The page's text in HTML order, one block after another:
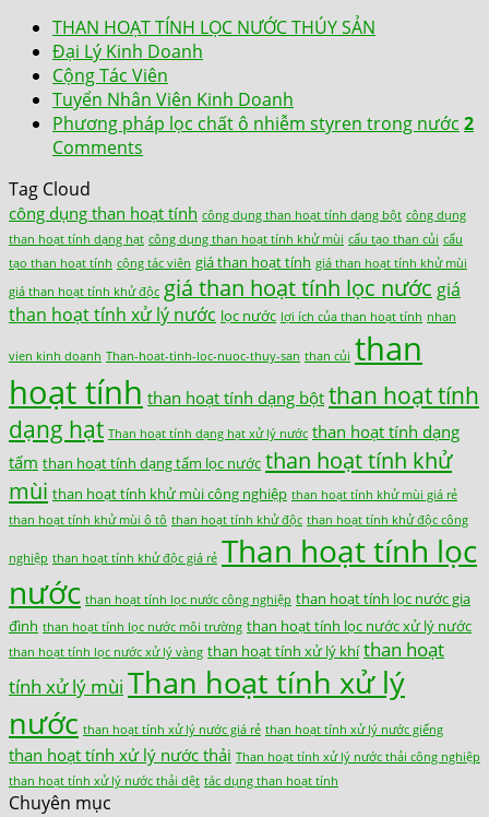
THAN HOẠT TÍNH LỌC NƯỚC THÚY SẢN
Đại Lý Kinh Doanh
Cộng Tác Viên
Tuyển Nhân Viên Kinh Doanh
Phương pháp lọc chất ô nhiễm styren trong nước 2
Comments
Tag Cloud
công dụng than hoạt tính công dụng than hoạt tính dạng bột công dụng
than hoạt tính dạng hạt công dụng than hoạt tính khử mùi cấu tạo than củi cấu
tạo than hoạt tính cộng tác viên giá than hoạt tính giá than hoạt tính khử mùi
giá than hoạt tính khử độc giá than hoạt tính lọc nước giá
than hoạt tính xử lý nước lọc nước lợi ích của than hoạt tính nhan
vien kinh doanh Than-hoat-tinh-loc-nuoc-thuy-san than củi than
hoạt tính than hoạt tính dạng bột than hoạt tính
dạng hạt Than hoạt tính dạng hạt xử lý nước than hoạt tính dạng
tấm than hoạt tính dạng tấm lọc nước than hoạt tính khử
mùi than hoạt tính khử mùi công nghiệp than hoạt tính khử mùi giá rẻ
than hoạt tính khử mùi ô tô than hoạt tính khử độc than hoạt tính khử độc công
nghiệp than hoạt tính khử độc giá rẻ Than hoạt tính lọc
nước than hoạt tính lọc nước công nghiệp than hoạt tính lọc nước gia
đình than hoạt tính lọc nước môi trường than hoạt tính lọc nước xử lý nước
than hoạt tính lọc nước xử lý vàng than hoạt tính xử lý khí than hoạt
tính xử lý mùi Than hoạt tính xử lý
nước than hoạt tính xử lý nước giá rẻ than hoạt tính xử lý nước giếng
than hoạt tính xử lý nước thải Than hoạt tính xử lý nước thải công nghiệp
than hoạt tính xử lý nước thải dệt tác dụng than hoạt tính
Chuyên mục